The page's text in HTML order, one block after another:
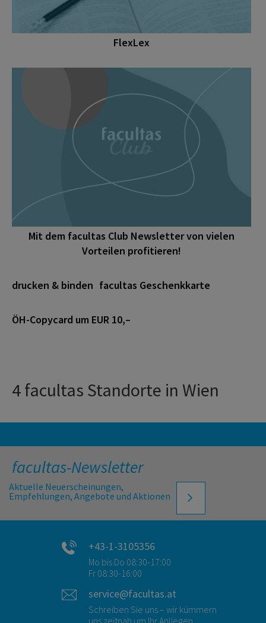
FlexLex
Mit dem facultas Club Newsletter von vielen
Vorteilen profitieren!
drucken & binden facultas Geschenkkarte
ÖH-Copycard um EUR 10,–
4 facultas Standorte in Wien
facultas-Newsletter
Aktuelle Neuerscheinungen,
Empfehlungen, Angebote und Aktionen
+43-1-3105356
Mo bis Do 08:30-17:00
Fr 08:30-16:00
service@facultas.at
Schreiben Sie uns – wir kümmern